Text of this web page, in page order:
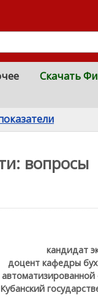
Скачать
вопросы
кандидат
доцент кафедры
Кубанский